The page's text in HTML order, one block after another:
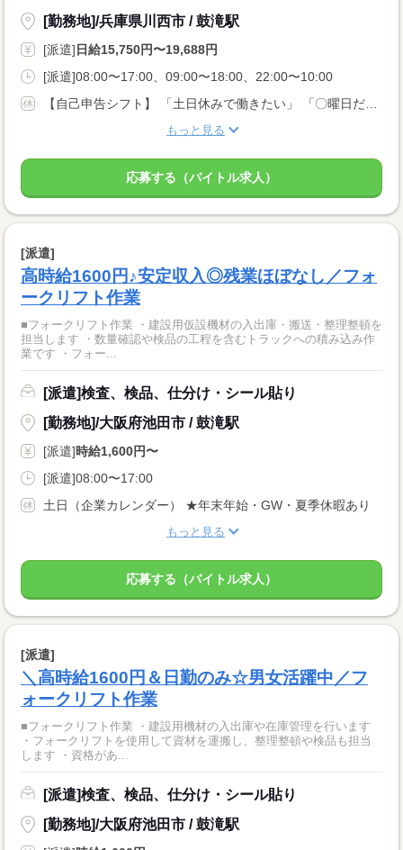
[勤務地]/兵庫県川西市 / 鼓滝駅
[派遣] 日給15,750円〜19,688円
[派遣]08:00〜17:00、09:00〜18:00、22:00〜10:00
もっと見る
応募する（バイトル求人）
[派遣]
高時給1600円♪安定収入◎残業ほぼなし／フォ
ークリフト作業
■フォークリフト作業 ・建設用仮設機材の入出庫・搬送・整理整頓を
担当します ・数量確認や検品の工程を含むトラックへの積み込み作
業です ・フォー...
[派遣]検査、検品、仕分け・シール貼り
[勤務地]/大阪府池田市 / 鼓滝駅
[派遣]時給1,600円〜
[派遣]08:00〜17:00
土日（企業カレンダー） ★年末年始・GW・夏季休暇あり
もっと見る
応募する（バイトル求人）
[派遣]
＼高時給1600円＆日勤のみ☆男女活躍中／フ
ォークリフト作業
■フォークリフト作業 ・建設用機材の入出庫や在庫管理を行います
・フォークリフトを使用して資材を運搬し、整理整頓や検品も担当
します ・資格があ...
[派遣]検査、検品、仕分け・シール貼り
[勤務地]/大阪府池田市 / 鼓滝駅